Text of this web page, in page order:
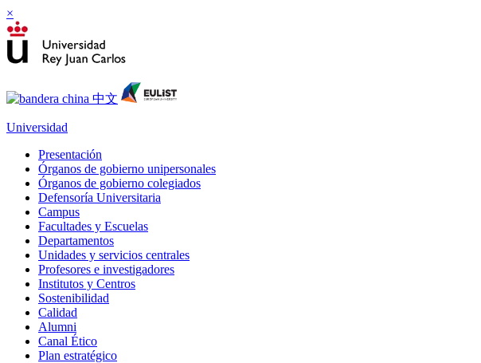
×
Universidad
Presentación
Órganos de gobierno unipersonales
Órganos de gobierno colegiados
Defensoría Universitaria
Campus
Facultades y Escuelas
Departamentos
Unidades y servicios centrales
Profesores e investigadores
Institutos y Centros
Sostenibilidad
Calidad
Alumni
Canal Ético
Plan estratégico